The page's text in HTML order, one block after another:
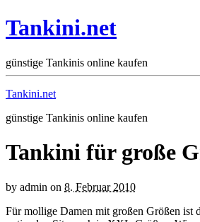
Tankini.net
günstige Tankinis online kaufen
Tankini.net
günstige Tankinis online kaufen
Tankini für große
by admin on 8. Februar 2010
Für mollige Damen mit großen Größen ist